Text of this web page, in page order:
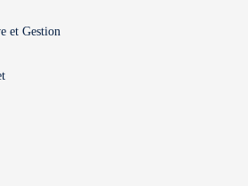
et Gestion